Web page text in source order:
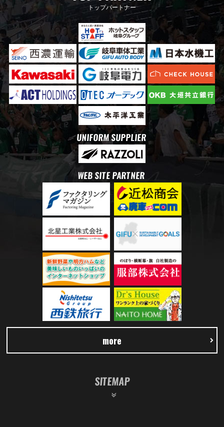
トップパートナー
UNIFORM SUPPLIER
WEB SITE PARTNER
more
SITEMAP